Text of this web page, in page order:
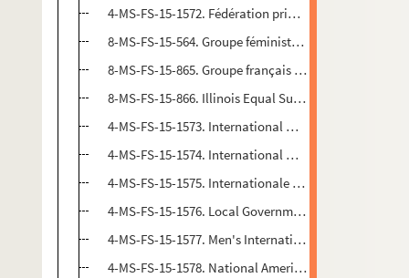
4-MS-FS-15-1572. Fédération primaire d'études et
8-MS-FS-15-564. Groupe féministe universitaire
8-MS-FS-15-865. Groupe français d'études féministes
8-MS-FS-15-866. Illinois Equal Suffrage Association
4-MS-FS-15-1573. International Woman Suffrage
4-MS-FS-15-1574. International Women's Franchise
4-MS-FS-15-1575. Internationale Vereinigung für
4-MS-FS-15-1576. Local Government Advancement
4-MS-FS-15-1577. Men's International Alliance for
4-MS-FS-15-1578. National American Woman